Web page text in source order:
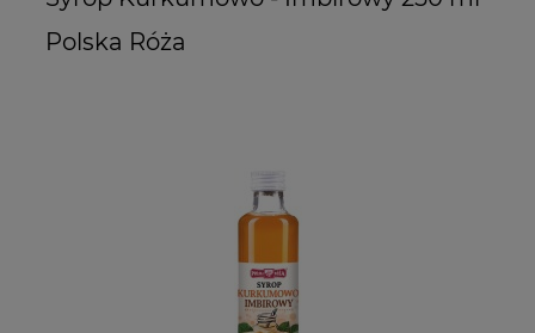
Polska Róża